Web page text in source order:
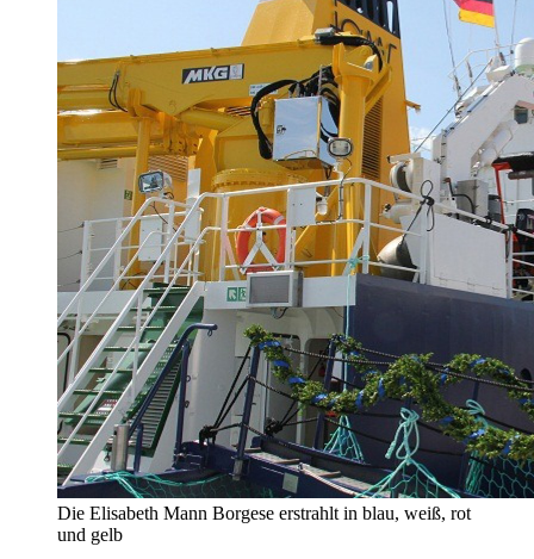
Die Elisabeth Mann Borgese erstrahlt in blau, weiß, rot
und gelb